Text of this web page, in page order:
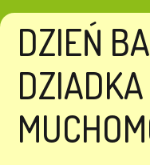
DZIEŃ
DZIADKA